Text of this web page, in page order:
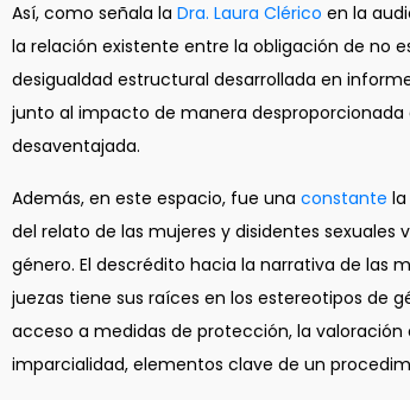
Así, como señala la Dra. Laura Clérico en la
la relación existente entre la obligación de no
desigualdad estructural desarrollada en
junto al impacto de manera desproporcionada
desaventajada.
Además, en este espacio, fue una constante
del relato de las mujeres y disidentes sexuales
género. El descrédito hacia la narrativa de las
juezas tiene sus raíces en los estereotipos de
acceso a medidas de protección, la
imparcialidad, elementos clave de un